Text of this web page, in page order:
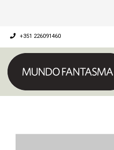
+351 226091460